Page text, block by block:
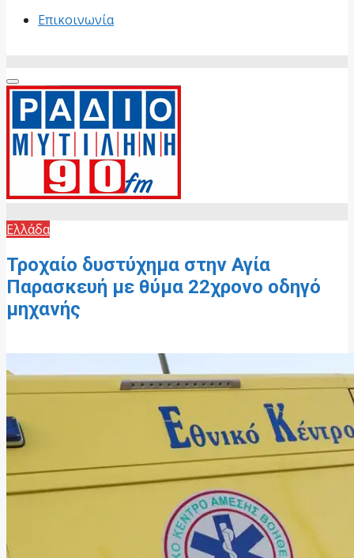
Επικοινωνία
Primary
Menu
Ελλάδα
Τροχαίο δυστύχημα στην Αγία
Παρασκευή με θύμα 22χρονο οδηγό
μηχανής